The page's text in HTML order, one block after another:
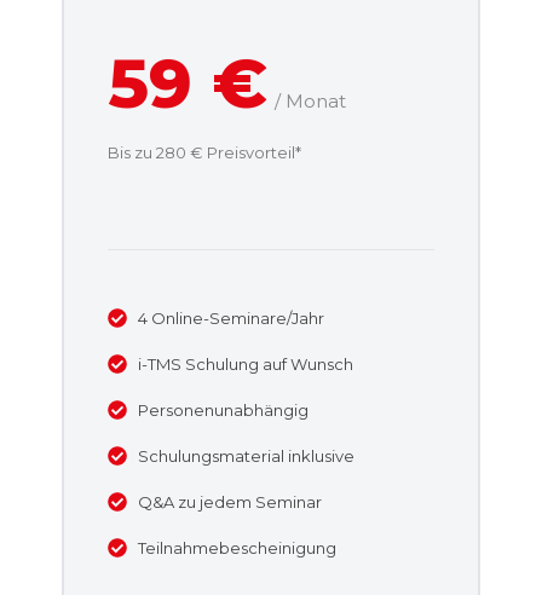
59 € / Monat
Bis zu 280 € Preisvorteil*
4 Online-Seminare/Jahr
i-TMS Schulung auf Wunsch
Personenunabhängig
Schulungsmaterial inklusive
Q&A zu jedem Seminar
Teilnahmebescheinigung